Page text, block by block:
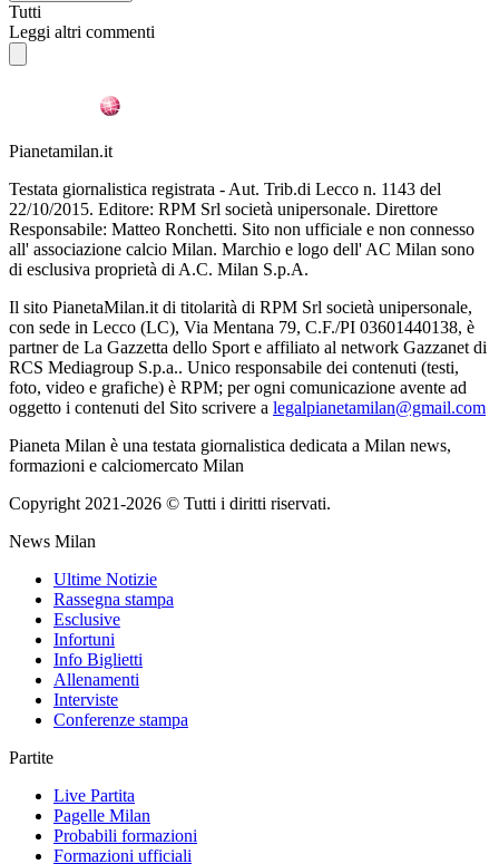
Tutti
Leggi altri commenti
Pianetamilan.it
Testata giornalistica registrata - Aut. Trib.di Lecco n. 1143 del
22/10/2015. Editore: RPM Srl società unipersonale. Direttore
Responsabile: Matteo Ronchetti. Sito non ufficiale e non connesso
all' associazione calcio Milan. Marchio e logo dell' AC Milan sono
di esclusiva proprietà di A.C. Milan S.p.A.
Il sito PianetaMilan.it di titolarità di RPM Srl società unipersonale,
con sede in Lecco (LC), Via Mentana 79, C.F./PI 03601440138, è
partner de La Gazzetta dello Sport e affiliato al network Gazzanet di
RCS Mediagroup S.p.a.. Unico responsabile dei contenuti (testi,
foto, video e grafiche) è RPM; per ogni comunicazione avente ad
oggetto i contenuti del Sito scrivere a legalpianetamilan@gmail.com
Pianeta Milan è una testata giornalistica dedicata a Milan news,
formazioni e calciomercato Milan
Copyright 2021-2026 © Tutti i diritti riservati.
News Milan
Ultime Notizie
Rassegna stampa
Esclusive
Infortuni
Info Biglietti
Allenamenti
Interviste
Conferenze stampa
Partite
Live Partita
Pagelle Milan
Probabili formazioni
Formazioni ufficiali